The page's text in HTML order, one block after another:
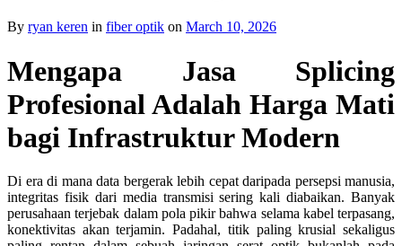
By ryan keren in fiber optik on March 10, 2026
Mengapa Jasa Splicing
Profesional Adalah Harga Mati
bagi Infrastruktur Modern
Di era di mana data bergerak lebih cepat daripada persepsi manusia,
integritas fisik dari media transmisi sering kali diabaikan. Banyak
perusahaan terjebak dalam pola pikir bahwa selama kabel terpasang,
konektivitas akan terjamin. Padahal, titik paling krusial sekaligus